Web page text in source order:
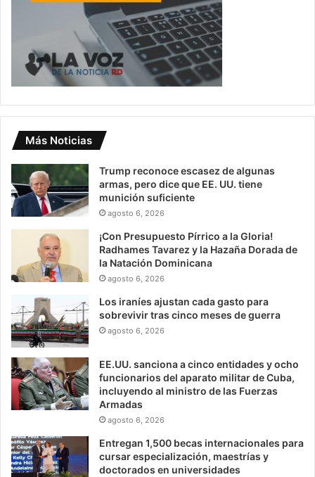
Más Noticias
Trump reconoce escasez de algunas
armas, pero dice que EE. UU. tiene
munición suficiente
agosto 6, 2026
¡Con Presupuesto Pírrico a la Gloria!
Radhames Tavarez y la Hazaña Dorada de
la Natación Dominicana
agosto 6, 2026
Los iraníes ajustan cada gasto para
sobrevivir tras cinco meses de guerra
agosto 6, 2026
EE.UU. sanciona a cinco entidades y ocho
funcionarios del aparato militar de Cuba,
incluyendo al ministro de las Fuerzas
Armadas
agosto 6, 2026
Entregan 1,500 becas internacionales para
cursar especialización, maestrías y
doctorados en universidades